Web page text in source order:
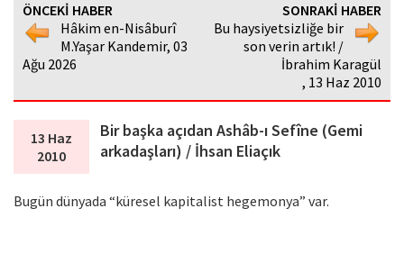
ÖNCEKİ HABER
Hâkim en-Nisâburî
M.Yaşar Kandemir, 03
Ağu 2026
SONRAKİ HABER
Bu haysiyetsizliğe bir
son verin artık! /
İbrahim Karagül
, 13 Haz 2010
13 Haz
2010
Bir başka açıdan Ashâb-ı Sefîne (Gemi
arkadaşları) / İhsan Eliaçık
Bugün dünyada “küresel kapitalist hegemonya” var.